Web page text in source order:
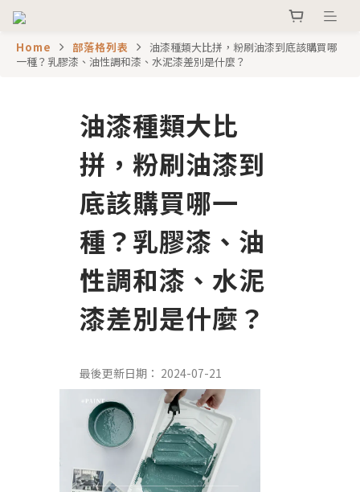
Home 部落格列表
油漆種類大比拼，粉刷油漆到底該購買哪
一種？乳膠漆、油性調和漆、水泥漆差別是什麼？
油漆種類大比
拼，粉刷油漆到
底該購買哪一
種？乳膠漆、油
性調和漆、水泥
漆差別是什麼？
2024-07-21